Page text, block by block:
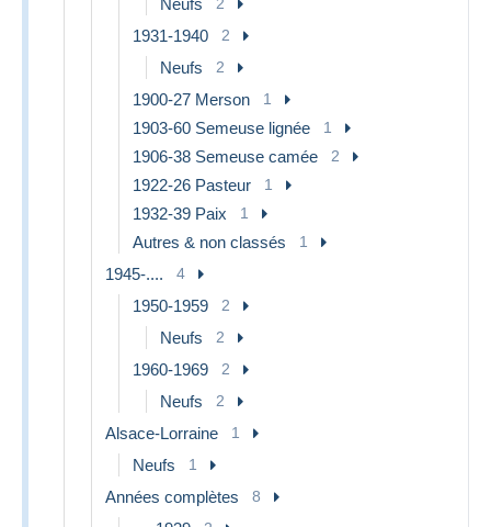
1931-1940 2
Neufs 2
1900-27 Merson 1
1903-60 Semeuse lignée 1
1906-38 Semeuse camée 2
1922-26 Pasteur 1
1932-39 Paix 1
Autres & non classés 1
1945-.... 4
1950-1959 2
Neufs 2
1960-1969 2
Neufs 2
Alsace-Lorraine 1
Neufs 1
Années complètes 8